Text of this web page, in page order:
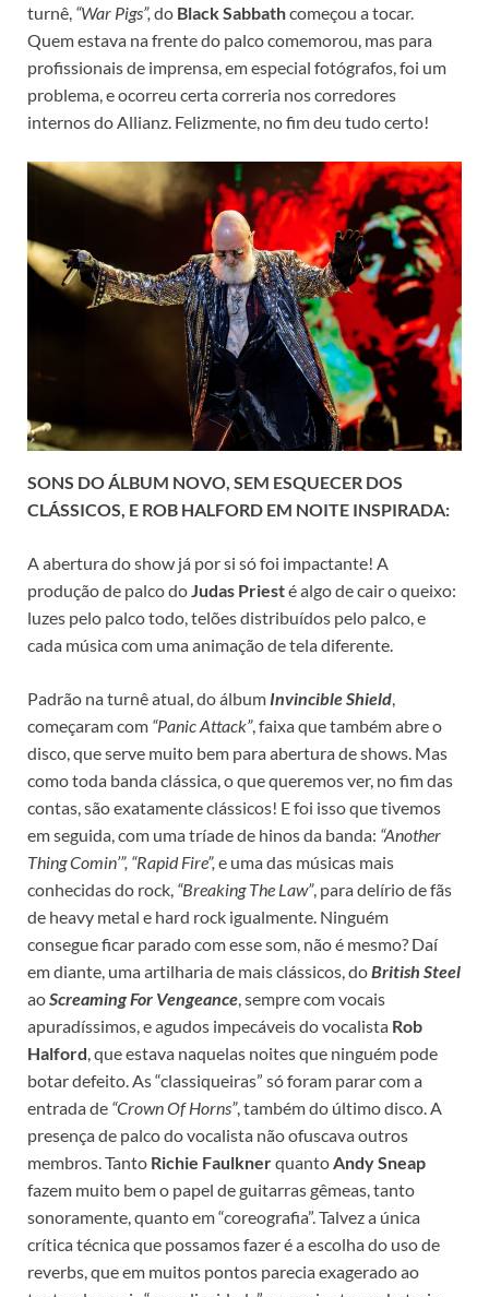
turnê, “War Pigs”, do Black Sabbathcomeçou a tocar.
Quem estava na frente do palco comemorou, mas para
profissionais de imprensa, em especial fotógrafos, foi um
problema, e ocorreu certa correria nos corredores
internos do Allianz. Felizmente, no fim deu tudo certo!
SONS DO ÁLBUM NOVO, SEM ESQUECER DOS
CLÁSSICOS, E ROB HALFORD EM NOITE INSPIRADA:
A abertura do show já por si só foi impactante! A
produção de palco doJudas Priesté algo de cair o queixo:
luzes pelo palco todo, telões distribuídos pelo palco, e
cada música com uma animação de tela diferente.
Padrão na turnê atual, do álbum Invincible Shield,
começaram com “Panic Attack”, faixa que também abre o
disco, que serve muito bem para abertura de shows. Mas
como toda banda clássica, o que queremos ver, no fim das
contas, são exatamente clássicos! E foi isso que tivemos
em seguida, com uma tríade de hinos da banda: “Another
Thing Comin’”, “Rapid Fire”, e uma das músicas mais
conhecidas do rock, “Breaking The Law”, para delírio de fãs
de heavy metal e hard rock igualmente. Ninguém
consegue ficar parado com esse som, não é mesmo? Daí
em diante, uma artilharia de mais clássicos, doBritish Steel
aoScreaming For Vengeance, sempre com vocais
apuradíssimos, e agudos impecáveis do vocalista Rob
Halford, que estava naquelas noites que ninguém pode
botar defeito. As “classiqueiras” só foram parar com a
entrada de “Crown Of Horns”, também do último disco. A
presença de palco do vocalista não ofuscava outros
membros. Tanto Richie FaulknerquantoAndy Sneap
fazem muito bem o papel de guitarras gêmeas, tanto
sonoramente, quanto em “coreografia”. Talvez a única
crítica técnica que possamos fazer é a escolha do uso de
reverbs, que em muitos pontos parecia exagerado ao